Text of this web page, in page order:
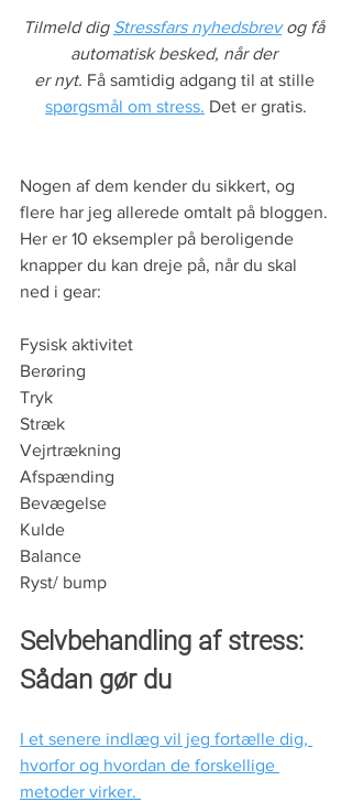
Tilmeld dig Stressfars nyhedsbrev og få
automatisk besked, når der
er nyt. Få samtidig adgang til at stille
spørgsmål om stress. Det er gratis.
Nogen af dem kender du sikkert, og
flere har jeg allerede omtalt på bloggen.
Her er 10 eksempler på beroligende
knapper du kan dreje på, når du skal
ned i gear:
Fysisk aktivitet
Berøring
Tryk
Stræk
Vejrtrækning
Afspænding
Bevægelse
Kulde
Balance
Ryst/ bump
Selvbehandling af stress:
Sådan gør du
I et senere indlæg vil jeg fortælle dig,
hvorfor og hvordan de forskellige
metoder virker.